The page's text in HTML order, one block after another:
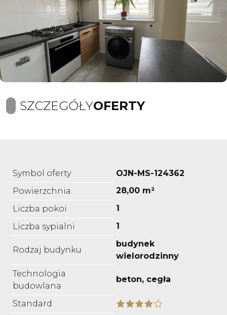
SZCZEGÓŁYOFERTY
Symbol oferty
OJN-MS-124362
Powierzchnia
28,00 m²
Liczba pokoi
1
Liczba sypialni
1
Rodzaj budynku
budynek
wielorodzinny
Technologia
budowlana
beton, cegła
Standard